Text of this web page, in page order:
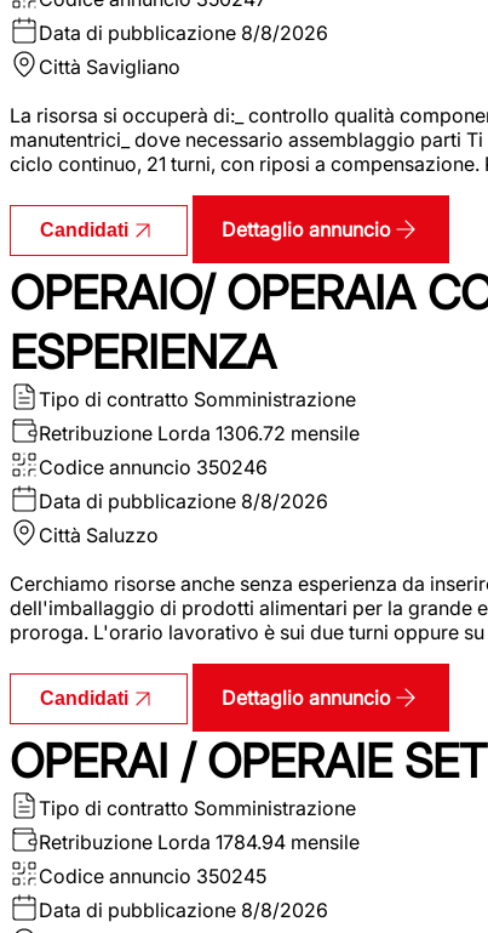
Data di pubblicazione 8/8/2026
Città Savigliano
La risorsa si occuperà di:_ controllo qualità
manutentrici_ dove necessario assemblaggio parti
ciclo continuo, 21 turni, con riposi a compensazione.
Candidati Dettaglio annuncio
OPERAIO/ OPERAIA
ESPERIENZA
Tipo di contratto Somministrazione
Retribuzione Lorda 1306.72 mensile
Codice annuncio 350246
Data di pubblicazione 8/8/2026
Città Saluzzo
Cerchiamo risorse anche senza esperienza da
dell'imballaggio di prodotti alimentari per la grande
proroga. L'orario lavorativo è sui due turni oppure
Candidati Dettaglio annuncio
OPERAI / OPERAIE
Tipo di contratto Somministrazione
Retribuzione Lorda 1784.94 mensile
Codice annuncio 350245
Data di pubblicazione 8/8/2026